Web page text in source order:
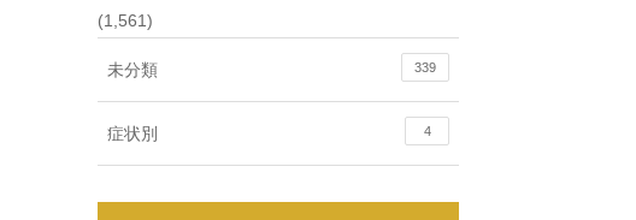
(1,561)
未分類 339
症状別 4